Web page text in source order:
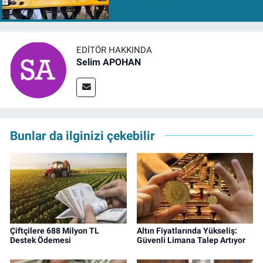
EDITÖR HAKKINDA
Selim APOHAN
Bunlar da ilginizi çekebilir
Çiftçilere 688 Milyon TL
Destek Ödemesi
Altın Fiyatlarında Yükseliş:
Güvenli Limana Talep Artıyor